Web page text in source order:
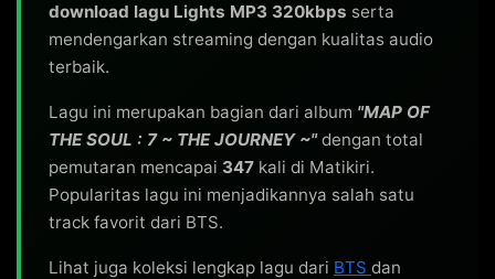
download lagu Lights MP3 320kbps serta
mendengarkan streaming dengan kualitas audio
terbaik.
Lagu ini merupakan bagian dari album "MAP OF
THE SOUL : 7 ~ THE JOURNEY ~"dengan total
pemutaran mencapai 347 kali di Matikiri.
Popularitas lagu ini menjadikannya salah satu
track favorit dari BTS.
Lihat juga koleksi lengkap lagu dari BTS dan